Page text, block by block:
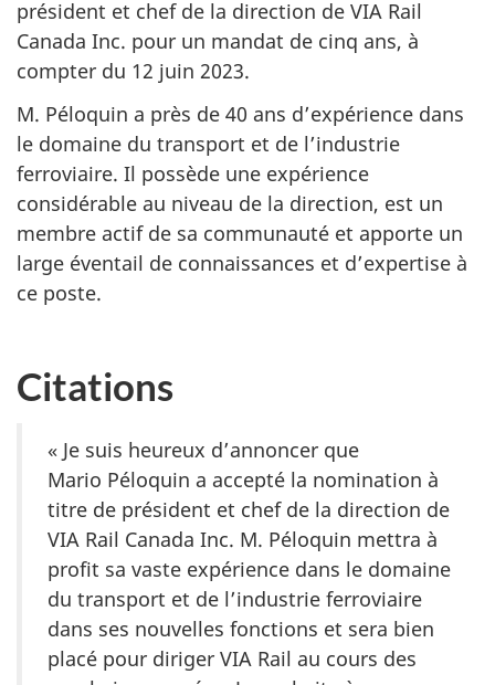
président et chef de la direction de VIA Rail
Canada Inc. pour un mandat de cinq ans, à
compter du 12 juin 2023.
M. Péloquin a près de 40 ans d’expérience dans
le domaine du transport et de l’industrie
ferroviaire. Il possède une expérience
considérable au niveau de la direction, est un
membre actif de sa communauté et apporte un
large éventail de connaissances et d’expertise à
ce poste.
Citations
« Je suis heureux d’annoncer que
Mario Péloquin a accepté la nomination à
titre de président et chef de la direction de
VIA Rail Canada Inc. M. Péloquin mettra à
profit sa vaste expérience dans le domaine
du transport et de l’industrie ferroviaire
dans ses nouvelles fonctions et sera bien
placé pour diriger VIA Rail au cours des